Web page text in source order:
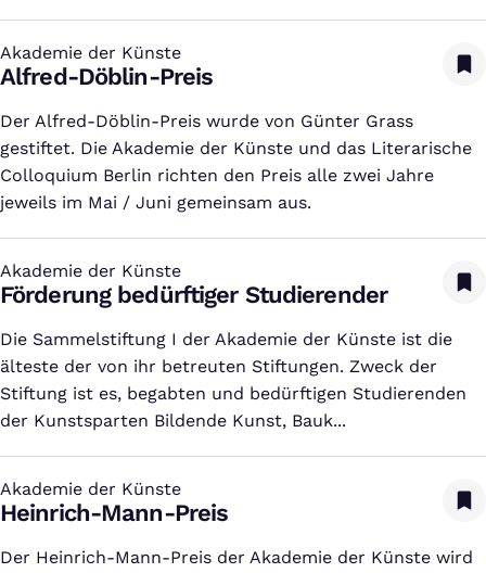
Akademie der Künste
:
Alfred-Döblin-Preis
Der Alfred-Döblin-Preis wurde von Günter Grass
gestiftet. Die Akademie der Künste und das Literarische
Colloquium Berlin richten den Preis alle zwei Jahre
jeweils im Mai / Juni gemeinsam aus.
Akademie der Künste
:
Förderung bedürftiger Studierender
Die Sammelstiftung I der Akademie der Künste ist die
älteste der von ihr betreuten Stiftungen. Zweck der
Stiftung ist es, begabten und bedürftigen Studierenden
der Kunstsparten Bildende Kunst, Bauk...
Akademie der Künste
:
Heinrich-Mann-Preis
Der Heinrich-Mann-Preis der Akademie der Künste wird